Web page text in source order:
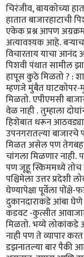
चिरंजीव, बायकोच्या
हातात बाजारहाटाची
एकेक प्रश्न आपण
अत्यावश्यक आहे. बर्‍याच
विचारताय याचा
पिशवी पंथात सामील
हापूस कुठे मिळतो ? :
म्हणजे मुंबैत घाटकोपर-
मिळतो. एपीएमसी
वेळ नाही . तुम्हाला
हिशेबात धरून
उपनगरातल्या
मिळत असेल पण
चांगला मिळणार नाही.
पण जूहू स्किममध्ये
पश्चिमेला उत्तर प्रदेशी
घेण्यापेक्षा पूर्वेला
दुकानदाराकडे आंबा घेणे
कडवट -कुत्सीत
मिळतो. भय्ये लोकांकडे
नाही पण ते व्यापार
डझनातल्या बार पैकी